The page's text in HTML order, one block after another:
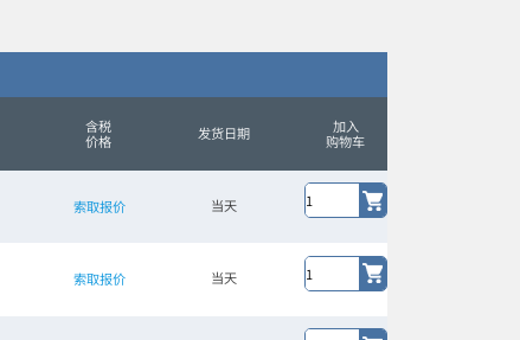
含税
价格
发货日期
加入
购物车
索取报价 当天
索取报价 当天